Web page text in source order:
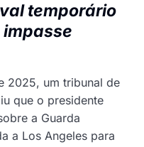
temporário
impasse
2025, um tribunal de
que o presidente
a Guarda
a Los Angeles para